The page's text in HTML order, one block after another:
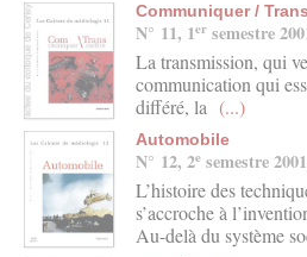
Communiquer /
N° 11, 1er semestre
La transmission, qui
communication qui
différé, la (...)
Automobile
N° 12, 2e semestre
L’histoire des
s’accroche à
Au-delà du système